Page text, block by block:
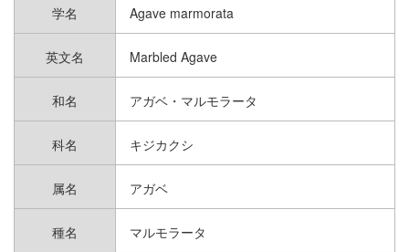
学名 Agave marmorata
英文名 Marbled Agave
和名 アガベ・マルモラータ
科名 キジカクシ
属名 アガベ
種名 マルモラータ
サボテン｜CACTUS
柱サボテン｜CEREUS CACTUS
CACTUS
アガベ 小型 〜60cm｜SMALL
AGAVES
アガベ 大型 60cm〜｜LARGE